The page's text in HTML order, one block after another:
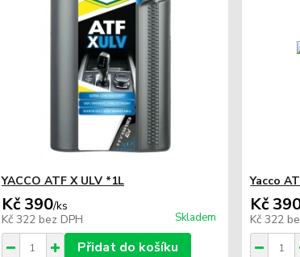
YACCO ATF X ULV *1L
Kč 390/ks
Kč 322 bez DPH Skladem
Přidat do košíku
Yacco
Kč
Kč 322